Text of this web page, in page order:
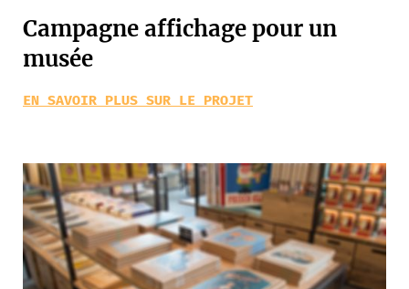
Campagne affichage pour un
musée
EN SAVOIR PLUS SUR LE PROJET